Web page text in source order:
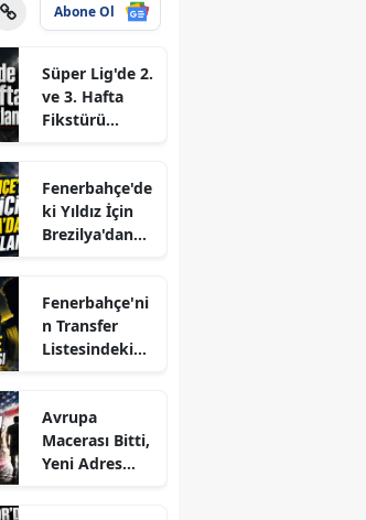
Abone Ol
Süper Lig'de 2.
ve 3. Hafta
Fikstürü
Fenerbahçe'de
ki Yıldız İçin
Brezilya'dan
Fenerbahçe'ni
n Transfer
Listesindeki
Kancası
Avrupa
Macerası Bitti,
Yeni Adres